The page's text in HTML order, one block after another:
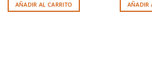
AÑADIR AL CARRITO AÑADIR